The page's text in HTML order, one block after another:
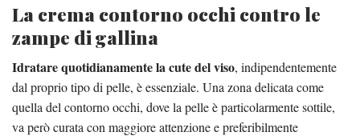
La crema contorno occhi contro le
zampe di gallina
Idratare quotidianamente la cute del viso, indipendentemente
dal proprio tipo di pelle, è essenziale. Una zona delicata come
quella del contorno occhi, dove la pelle è particolarmente sottile,
va però curata con maggiore attenzione e preferibilmente